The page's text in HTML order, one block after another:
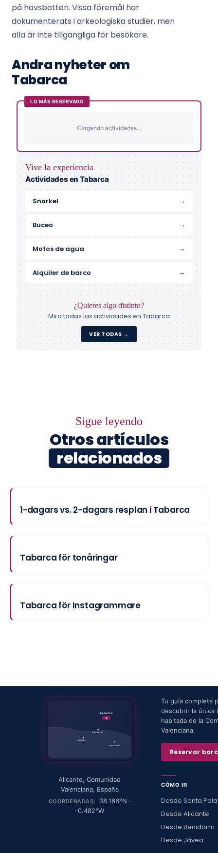
på havsbotten. Vissa föremål har
dokumenterats i arkeologiska studier, men
alla är inte tillgängliga för besökare.
Andra nyheter om
Tabarca
LO MÁS RESERVADO
Cargando actividades...
Vive la experiencia
Actividades en Tabarca
Snorkel →
Buceo →
Motos de agua →
Alquiler de barco →
¿Quieres algo distinto?
Mira todas las actividades en Tabarca
VER TODAS →
Sigue leyendo
Otros artículos
relacionados
1-dagars vs. 2-dagars resplan i Tabarca
Tabarca för tonåringar
Tabarca för Instagrammare
TABARCA
Santa Pola
Alicante
Benidorm
Alicante,Comunidad
Valenciana, España
COORDENADAS: 38.166°N ·
-0.482°W
Tu guía completa
descubrir la única
habitada de la
Valenciana.
Reservar
CÓMO IR
Desde Santa Pola
Desde Alicante
Desde Benidorm
Desde Jávea